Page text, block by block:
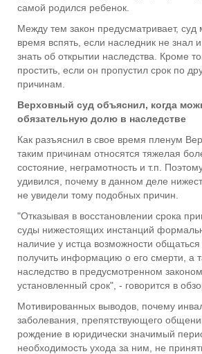
самой родился ребенок.
Между тем закон предусматривает, суд
время вспять, если наследник не знал
знать об открытии наследства. Кроме
простить, если он пропустил срок по
причинам.
Верховный суд объяснил, когда
обязательную долю в наследстве
Как разъяснил в свое время пленум
таким причинам относятся тяжелая
состояние, неграмотность и т.п.
удивился, почему в данном деле
не увидели тому подобных причин.
"Отказывая в восстановлении срока
суды нижестоящих инстанций
наличие у истца возможности
получить информацию о его смерти, а
наследство в предусмотренном
установленный срок", - говорится в
Мотивированных выводов, почему
заболевания, препятствующего
рождение в юридически значимый
необходимость ухода за ним, не